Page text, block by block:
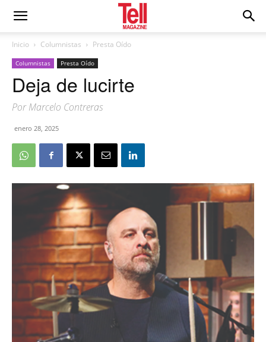
Inicio Columnistas Presta Oído
Columnistas Presta Oído
Deja de lucirte
Por Marcelo Contreras
enero 28, 2025